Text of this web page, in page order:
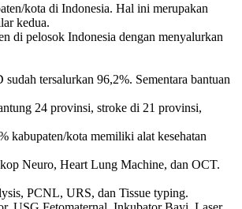
kota di Indonesia. Hal ini merupakan
kedua.
di pelosok Indonesia dengan menyalurkan
tersalurkan 96,2%. Sementara bantuan
24 provinsi, stroke di 21 provinsi,
kabupaten/kota memiliki alat kesehatan
Neuro, Heart Lung Machine, dan OCT.
PCNL, URS, dan Tissue typing.